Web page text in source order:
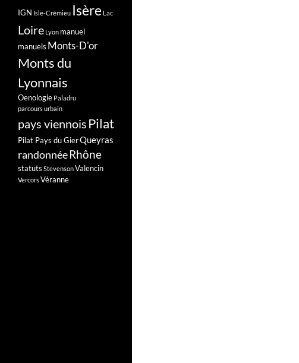
IGN Isle-Crémieu Isère Lac
Loire Lyon manuel
manuels Monts-D'or
Monts du
Lyonnais
Oenologie Paladru
parcours urbain
pays viennois Pilat
Pilat Pays du GierQueyras
randonnéeRhône
statuts StevensonValencin
VercorsVéranne